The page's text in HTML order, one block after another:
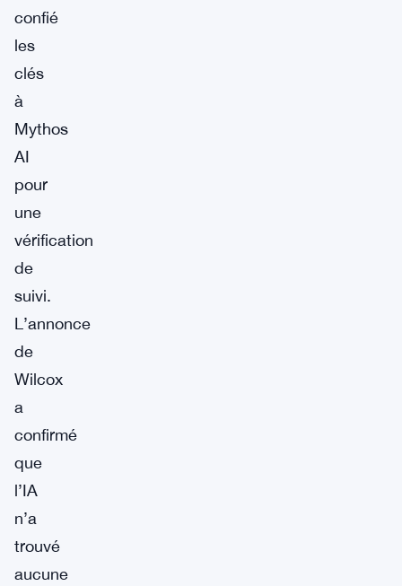
confié
les
clés
à
Mythos
AI
pour
une
vérification
de
suivi.
L’annonce
de
Wilcox
a
confirmé
que
l’IA
n’a
trouvé
aucune